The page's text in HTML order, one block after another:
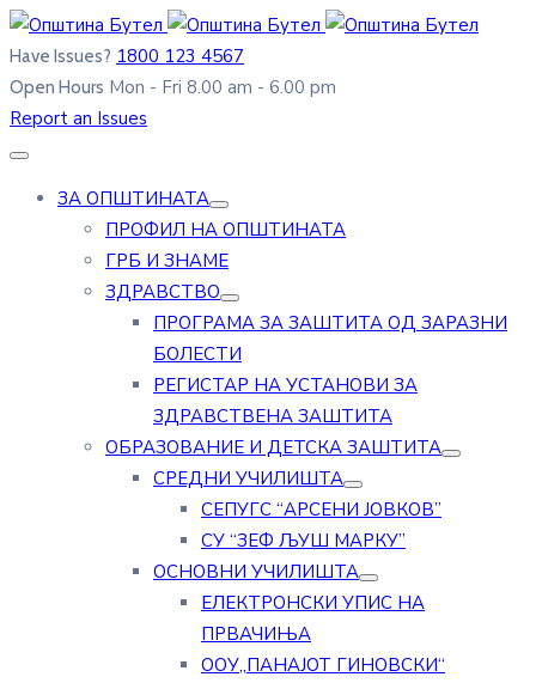
Have Issues? 1800 123 4567
Open Hours Mon - Fri 8.00 am - 6.00 pm
Report an Issues
ЗА ОПШТИНАТА
ПРОФИЛ НА ОПШТИНАТА
ГРБ И ЗНАМЕ
ЗДРАВСТВО
ПРОГРАМА ЗА ЗАШТИТА ОД ЗАРАЗНИ
БОЛЕСТИ
РЕГИСТАР НА УСТАНОВИ ЗА
ЗДРАВСТВЕНА ЗАШТИТА
ОБРАЗОВАНИЕ И ДЕТСКА ЗАШТИТА
СРЕДНИ УЧИЛИШТА
СЕПУГС “АРСЕНИ ЈОВКОВ”
СУ “ЗЕФ ЉУШ МАРКУ”
ОСНОВНИ УЧИЛИШТА
ЕЛЕКТРОНСКИ УПИС НА
ПРВАЧИЊА
ООУ„ПАНАЈОТ ГИНОВСКИ“